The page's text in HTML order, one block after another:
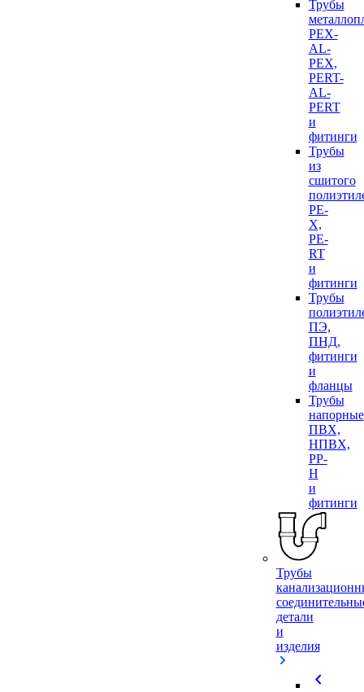
Трубы
PEX-
AL-
PEX,
PERT-
AL-
PERT
и
фитинги
Трубы
из
сшитого
PE-
X,
PE-
RT
и
фитинги
Трубы
ПЭ,
ПНД,
фитинги
и
фланцы
Трубы
напорные
ПВХ,
НПВХ,
PP-
H
и
фитинги
Трубы
детали
и
изделия
chevron_left